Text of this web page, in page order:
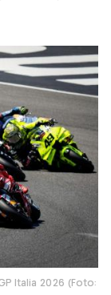
Italia 2026 (Foto: